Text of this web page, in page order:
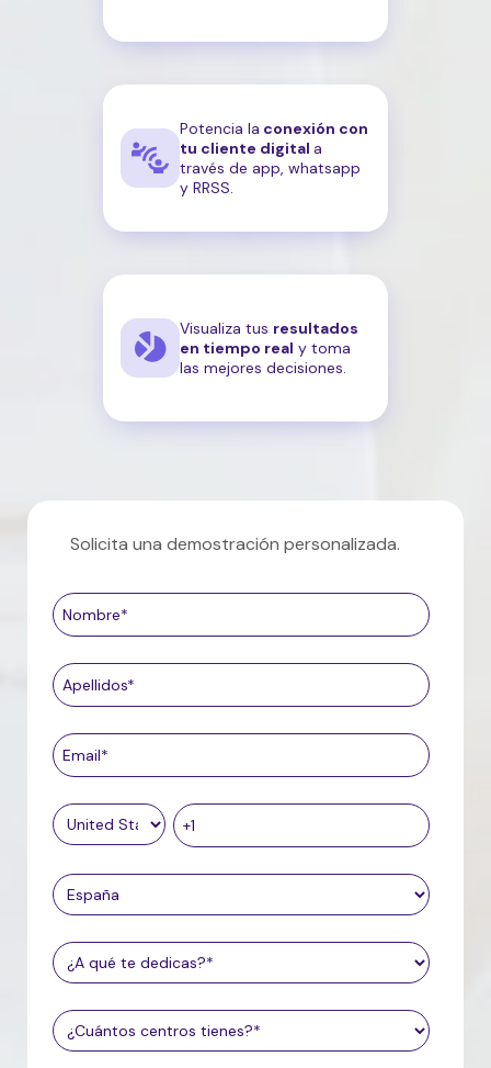
Potencia la conexión con
tu cliente digital a
través de app, whatsapp
y RRSS.
Visualiza tus resultados
en tiempo real y toma
las mejores decisiones.
Solicita una demostración personalizada.